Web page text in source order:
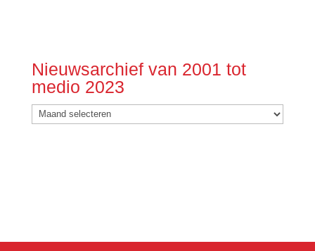
Nieuwsarchief van 2001 tot
medio 2023
Nieuwsarchief
van